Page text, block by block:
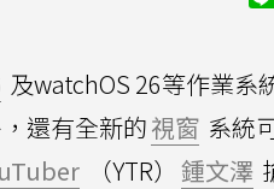
及watchOS 26等作業系
還有全新的視窗 系統
（YTR） 鍾文澤